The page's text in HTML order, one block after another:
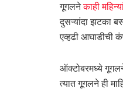
गूगलनेकाही
दुसऱ्यांदा झटका
एव्हढी आघाडीची
ऑक्टोबरमध्ये
त्यात गूगलने ही